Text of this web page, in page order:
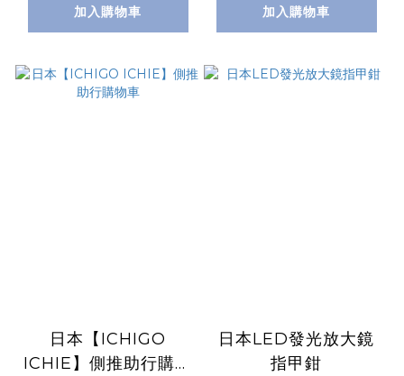
加入購物車 加入購物車
日本【ICHIGO
ICHIE】側推助行購物
日本LED發光放大鏡
指甲鉗